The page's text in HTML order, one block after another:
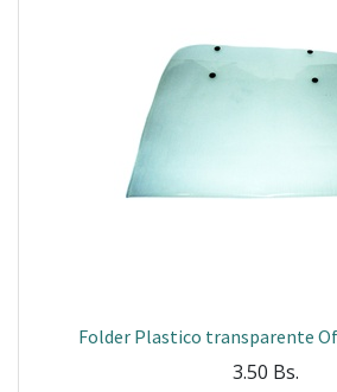
Folder Plastico transparente
3.50 Bs.